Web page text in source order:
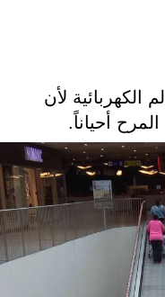
الكهربائية لأن
أحياناً.